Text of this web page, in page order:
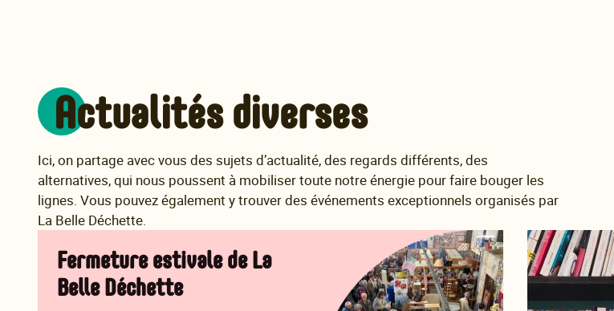
Actualités diverses
Ici, on partage avec vous des sujets d’actualité, des regards différents, des
alternatives, qui nous poussent à mobiliser toute notre énergie pour faire bouger les
lignes. Vous pouvez également y trouver des événements exceptionnels organisés par
La Belle Déchette.
Fermeture estivale de La
Belle Déchette